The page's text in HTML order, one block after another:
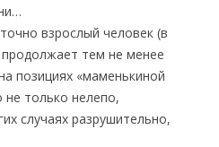
взрослый человек (в
тем не менее
позициях «маменькиной
только нелепо,
случаях разрушительно,